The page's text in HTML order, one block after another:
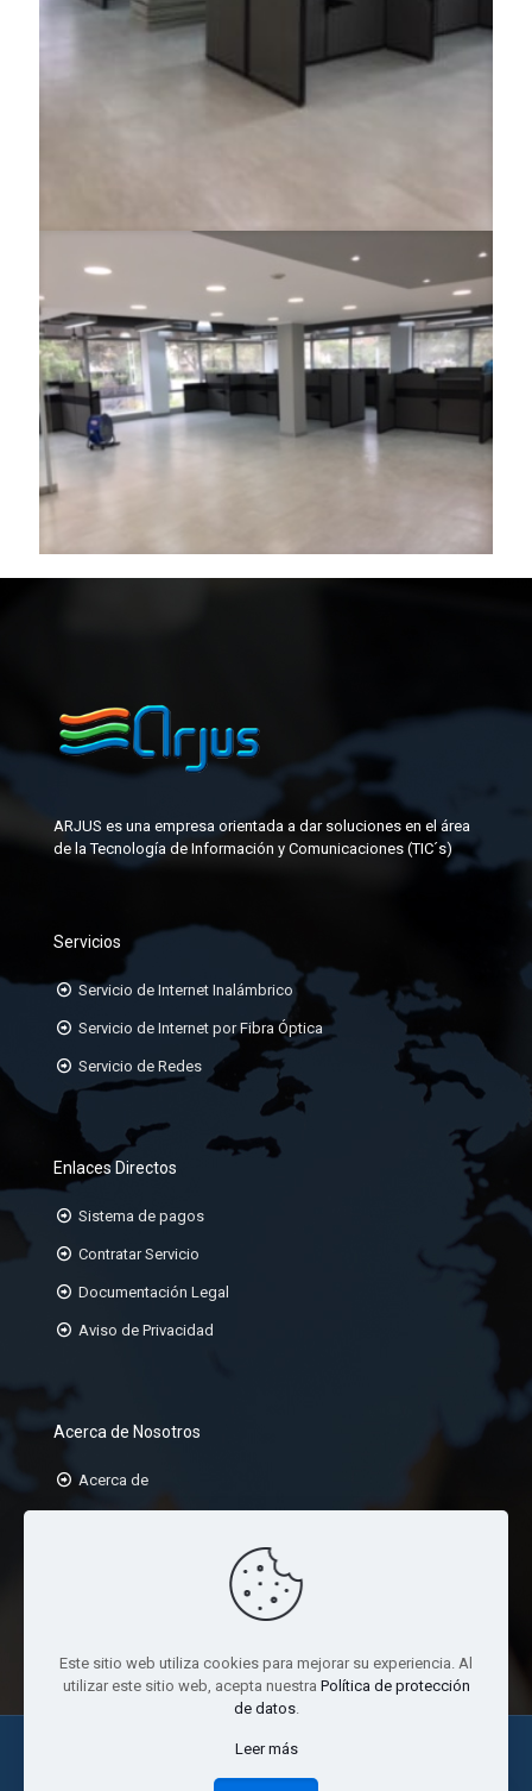
ARJUS es una empresa orientada a dar soluciones en el área
de la Tecnología de Información y Comunicaciones (TIC´s)
Servicios
Servicio de Internet Inalámbrico
Servicio de Internet por Fibra Óptica
Servicio de Redes
Enlaces Directos
Sistema de pagos
Contratar Servicio
Documentación Legal
Aviso de Privacidad
Acerca de Nosotros
Acerca de
Este sitio web utiliza cookies para mejorar su experiencia. Al
utilizar este sitio web, acepta nuestra Política de protección
de datos.
Leer más